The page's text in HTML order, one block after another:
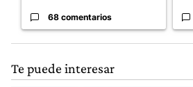
68 comentarios